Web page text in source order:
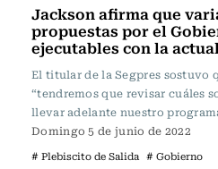
Jackson afirma que
propuestas por el
ejecutables con la
El titular de la Segpres sostuvo
“tendremos que revisar cuáles
llevar adelante nuestro
Domingo 5 de junio de 2022
# Plebiscito de Salida # Gobierno